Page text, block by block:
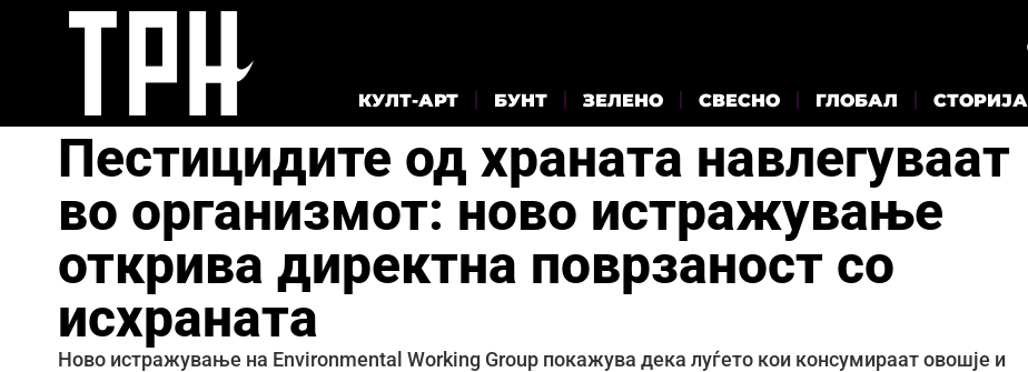
КУЛТ-АРТ БУНТ ЗЕЛЕНО СВЕСНО ГЛОБАЛ СТОРИЈА
Пестицидите од храната навлегуваат
во организмот: ново истражување
открива директна поврзаност со
исхраната
Ново истражување на Environmental Working Group покажува дека луѓето кои консумираат овошје и